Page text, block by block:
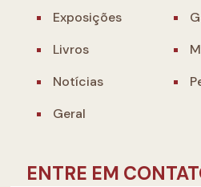
Exposições
Livros
Notícias
Geral
ENTRE EM